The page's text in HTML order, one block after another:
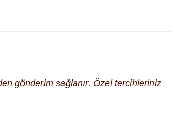
gönderim sağlanır. Özel tercihleriniz